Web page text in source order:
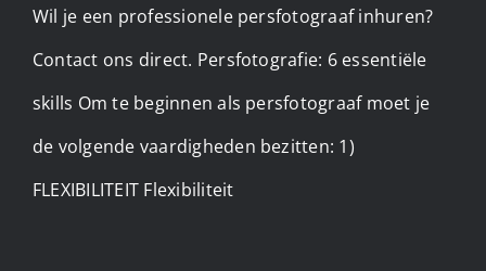
Wil je een professionele persfotograaf inhuren?
Contact ons direct. Persfotografie: 6 essentiële
skills Om te beginnen als persfotograaf moet je
de volgende vaardigheden bezitten: 1)
FLEXIBILITEIT Flexibiliteit